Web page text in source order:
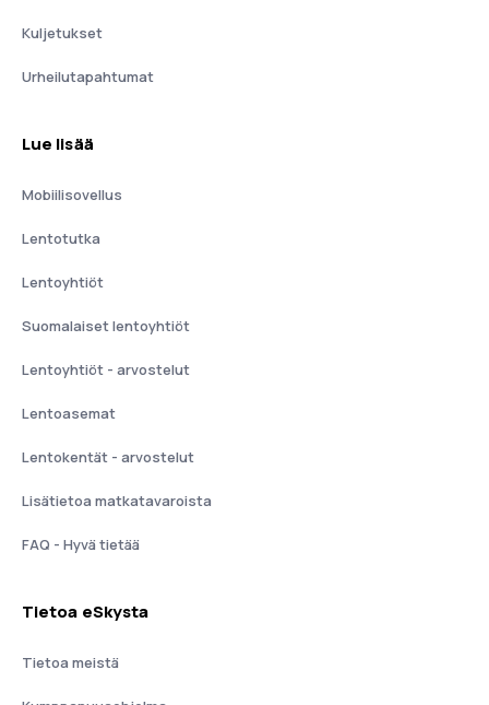
Kuljetukset
Urheilutapahtumat
Lue lisää
Mobiilisovellus
Lentotutka
Lentoyhtiöt
Suomalaiset lentoyhtiöt
Lentoyhtiöt - arvostelut
Lentoasemat
Lentokentät - arvostelut
Lisätietoa matkatavaroista
FAQ - Hyvä tietää
Tietoa eSkysta
Tietoa meistä